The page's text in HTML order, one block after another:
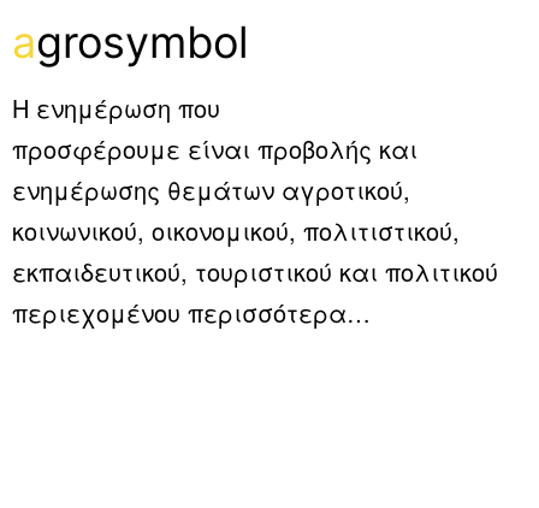
agrosymbol
Η ενημέρωση που
προσφέρουμε είναι προβολής και
ενημέρωσης θεμάτων αγροτικού,
κοινωνικού, οικονομικού, πολιτιστικού,
εκπαιδευτικού, τουριστικού και πολιτικού
περιεχομένου περισσότερα…